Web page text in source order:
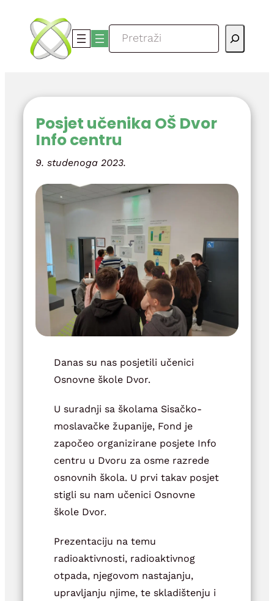
sadržaja
Pretraga
Posjet učenika OŠ Dvor
Info centru
9. studenoga 2023.
Danas su nas posjetili učenici
Osnovne škole Dvor.
U suradnji sa školama Sisačko-
moslavačke županije, Fond je
započeo organizirane posjete Info
centru u Dvoru za osme razrede
osnovnih škola. U prvi takav posjet
stigli su nam učenici Osnovne
škole Dvor.
Prezentaciju na temu
radioaktivnosti, radioaktivnog
otpada, njegovom nastajanju,
upravljanju njime, te skladištenju i